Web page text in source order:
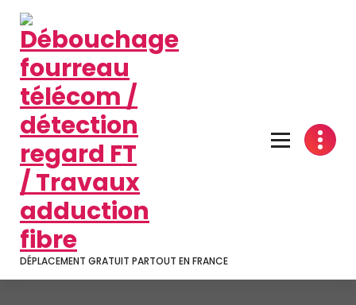
contenu
DÉPLACEMENT GRATUIT PARTOUT EN FRANCE